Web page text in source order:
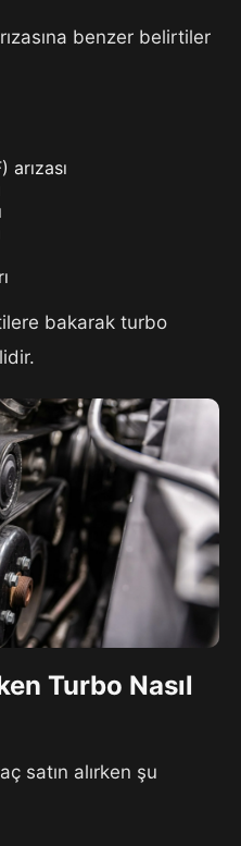
benzer belirtiler
arızası
bakarak turbo
Turbo Nasıl
satın alırken şu